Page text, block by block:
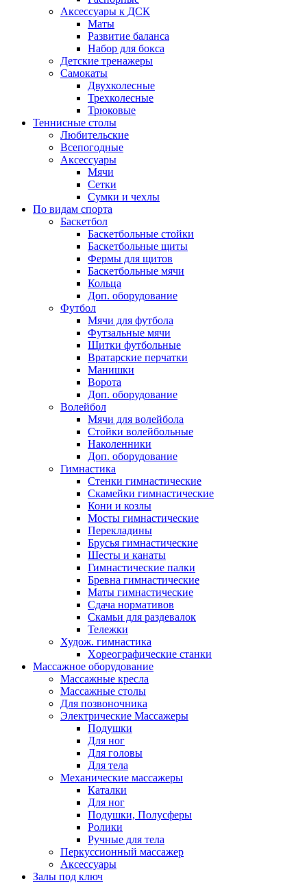
Аксесcуары к ДСК
Маты
Развитие баланса
Набор для бокса
Детские тренажеры
Самокаты
Двухколесные
Трехколесные
Трюковые
Теннисные столы
Любительские
Всепогодные
Аксессуары
Мячи
Сетки
Сумки и чехлы
По видам спорта
Баскетбол
Баскетбольные стойки
Баскетбольные щиты
Фермы для щитов
Баскетбольные мячи
Кольца
Доп. оборудование
Футбол
Мячи для футбола
Футзальные мячи
Щитки футбольные
Вратарские перчатки
Манишки
Ворота
Доп. оборудование
Волейбол
Мячи для волейбола
Стойки волейбольные
Наколенники
Доп. оборудование
Гимнастика
Стенки гимнастические
Скамейки гимнастические
Кони и козлы
Мосты гимнастические
Перекладины
Брусья гимнастические
Шесты и канаты
Гимнастические палки
Бревна гимнастические
Маты гимнастические
Сдача нормативов
Скамьи для раздевалок
Тележки
Худож. гимнастика
Xореографические станки
Массажное оборудование
Массажные кресла
Массажные столы
Для позвоночника
Электрические Массажеры
Подушки
Для ног
Для головы
Для тела
Механические массажеры
Каталки
Для ног
Подушки, Полусферы
Ролики
Ручные для тела
Перкуссионный массажер
Аксессуары
Залы под ключ